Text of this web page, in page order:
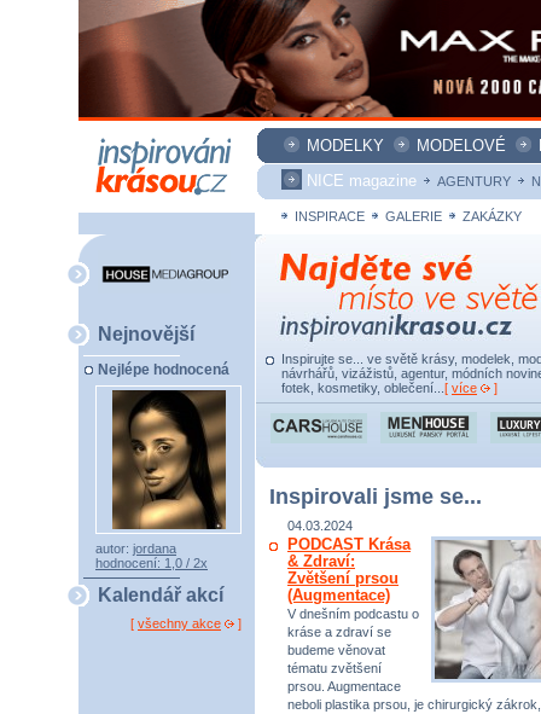
MODELKY MODELOVÉ
NICE magazine
AGENTURY
INSPIRACE GALERIE ZAKÁZKY
Nejnovější
Nejlépe hodnocená
autor: jordana
hodnocení: 1,0 / 2x
Kalendář akcí
[ všechny akce ]
Inspirujte se... ve světě krásy, modelek,
návrhářů, vizážistů, agentur, módních
fotek, kosmetiky, oblečení... [ více ]
Inspirovali jsme se...
04.03.2024
PODCAST Krása
& Zdraví:
Zvětšení prsou
(Augmentace)
V dnešním podcastu o
kráse a zdraví se
budeme věnovat
tématu zvětšení
prsou. Augmentace
neboli plastika prsou, je chirurgický